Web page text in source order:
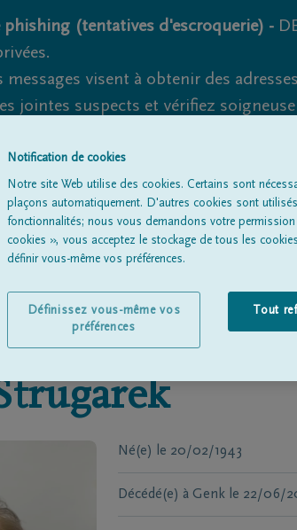
phishing (tentatives d'escroquerie) -
messages visent à obtenir des
jointes suspects et vérifiez
cela. Cependant, les tentatives
Tous les avis de décèsÀ
Né(e) le 20/02/1943
Décédé(e) à Genk le 22/06/
Notification de cookies
Notre site Web utilise des cookies. Certains sont
plaçons automatiquement. D'autres cookies sont
fonctionnalités; nous vous demandons votre
cookies », vous acceptez le stockage de tous les
définir vous-même vos préférences.
Tout
Définissez vous-même vos
préférences